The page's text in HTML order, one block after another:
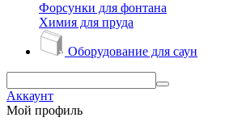
Форсунки для фонтана
Химия для пруда
Оборудование для саун
Аккаунт
Мой профиль